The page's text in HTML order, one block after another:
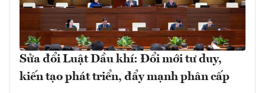
Sửa đổi Luật Dầu khí: Đổi mới tư duy,
kiến tạo phát triển, đẩy mạnh phân cấp